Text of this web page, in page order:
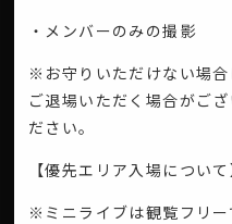
・メンバーのみの撮影
※お守りいただけない場
ご退場いただく場合がご
ださい。
【優先エリア入場について
※ミニライブは観覧フリ